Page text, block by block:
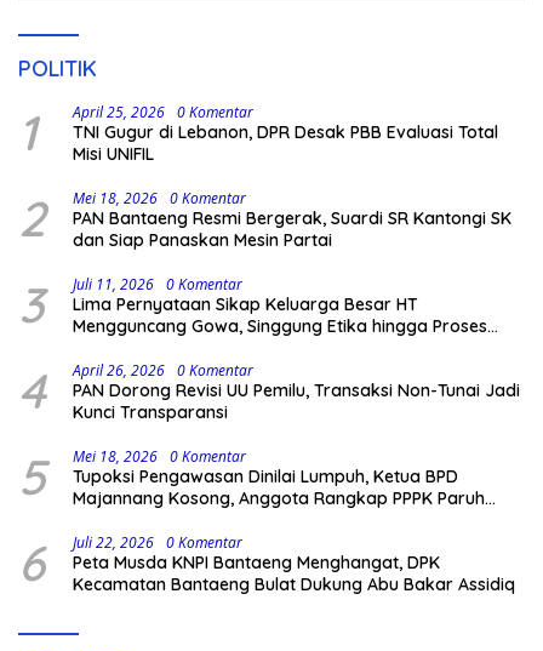
POLITIK
1 April 25, 2026 0 Komentar
TNI Gugur di Lebanon, DPR Desak PBB Evaluasi Total
Misi UNIFIL
2 Mei 18, 2026 0 Komentar
PAN Bantaeng Resmi Bergerak, Suardi SR Kantongi SK
dan Siap Panaskan Mesin Partai
3 Juli 11, 2026 0 Komentar
Lima Pernyataan Sikap Keluarga Besar HT
Mengguncang Gowa, Singgung Etika hingga Proses
4 April 26, 2026 0 Komentar
PAN Dorong Revisi UU Pemilu, Transaksi Non-Tunai Jadi
Kunci Transparansi
5 Mei 18, 2026 0 Komentar
Tupoksi Pengawasan Dinilai Lumpuh, Ketua BPD
Majannang Kosong, Anggota Rangkap PPPK Paruh
6 Juli 22, 2026 0 Komentar
Peta Musda KNPI Bantaeng Menghangat, DPK
Kecamatan Bantaeng Bulat Dukung Abu Bakar Assidiq